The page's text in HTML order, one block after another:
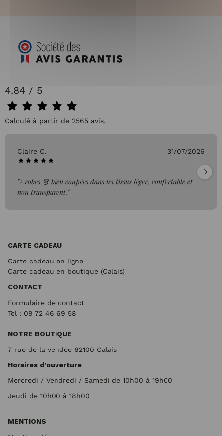
4.84 / 5
Calculé à partir de 2565 avis.
Claire C. 31/07/2026
"2 robes 👗 bien coupées dans un tissus léger, confortable et
non transparent."
CARTE CADEAU
Carte cadeau en ligne
Carte cadeau en boutique (Calais)
CONTACT
Formulaire de contact
Tel : 09 72 46 69 58
NOTRE BOUTIQUE
7 rue de la vendée 62100 Calais
Horaires d'ouverture
Mercredi / Vendredi / Samedi de 10h00 à 19h00
Jeudi de 10h00 à 18h00
MENTIONS